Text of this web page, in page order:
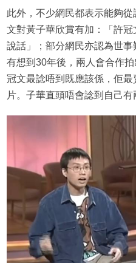
此外，不少網民都表示能夠
文對黃子華欣賞有加：「許
說話」；部分網民亦認為世
有想到30年後，兩人會合作
冠文最諗唔到既應該係，佢
片。子華直頭唔會諗到自己有